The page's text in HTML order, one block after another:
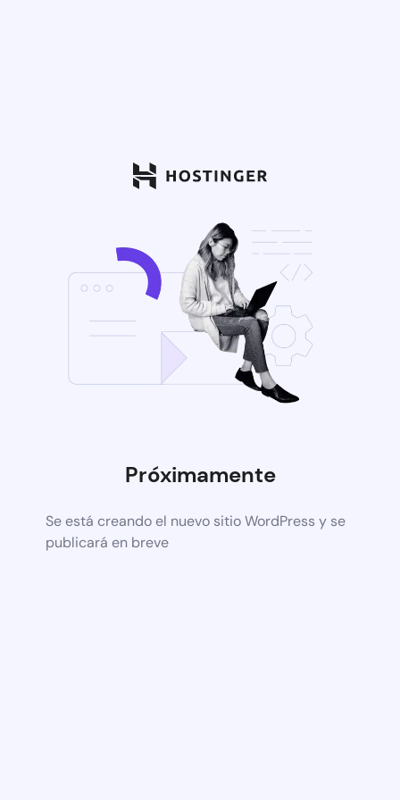
Próximamente
Se está creando el nuevo sitio WordPress y se
publicará en breve